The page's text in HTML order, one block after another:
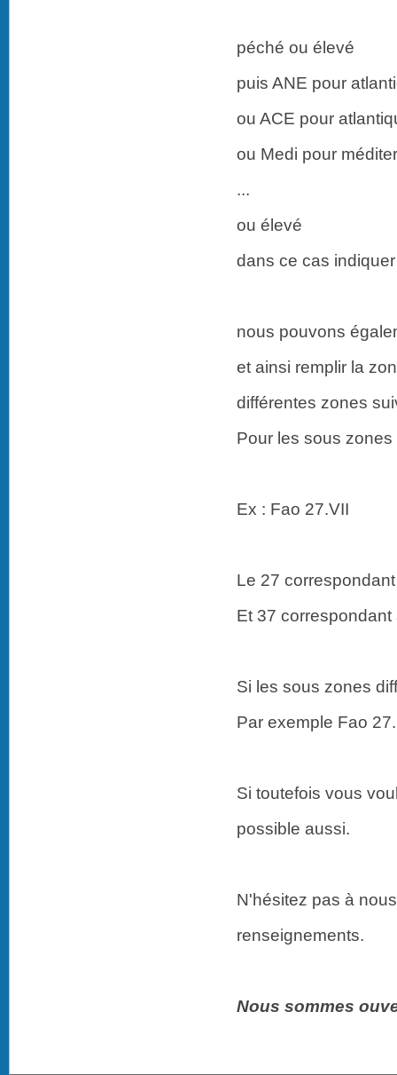
péché ou élevé
puis ANE pour
ou ACE pour
ou Medi pour
...
ou élevé
dans ce cas
nous pouvons
et ainsi remplir la
différentes zones
Pour les sous
Ex : Fao 27.VII
Le 27
Et 37
Si les sous zones
Par exemple Fao
Si toutefois vous
possible aussi.
N'hésitez pas à
renseignements.
Nous sommes